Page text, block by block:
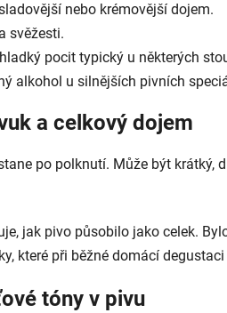
nebo krémovější dojem.
svěžesti.
pocit typický u některých
alkohol u silnějších pivních
a celkový dojem
po polknutí. Může být krátký,
jak pivo působilo jako celek.
které při běžné domácí
tóny v pivu